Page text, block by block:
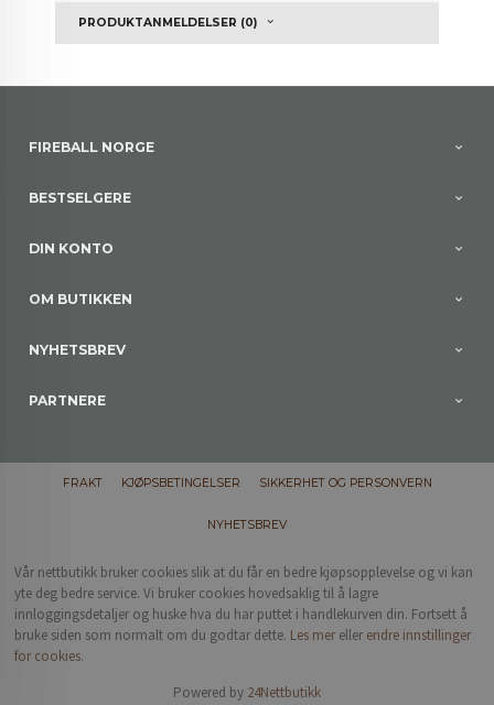
PRODUKTANMELDELSER (0)
FIREBALL NORGE
BESTSELGERE
DIN KONTO
OM BUTIKKEN
NYHETSBREV
PARTNERE
FRAKT KJØPSBETINGELSER SIKKERHET OG PERSONVERN
NYHETSBREV
Vår nettbutikk bruker cookies slik at du får en bedre kjøpsopplevelse og vi kan
yte deg bedre service. Vi bruker cookies hovedsaklig til å lagre
innloggingsdetaljer og huske hva du har puttet i handlekurven din. Fortsett å
bruke siden som normalt om du godtar dette. Les mereller endre innstillinger
for cookies.
Powered by 24Nettbutikk